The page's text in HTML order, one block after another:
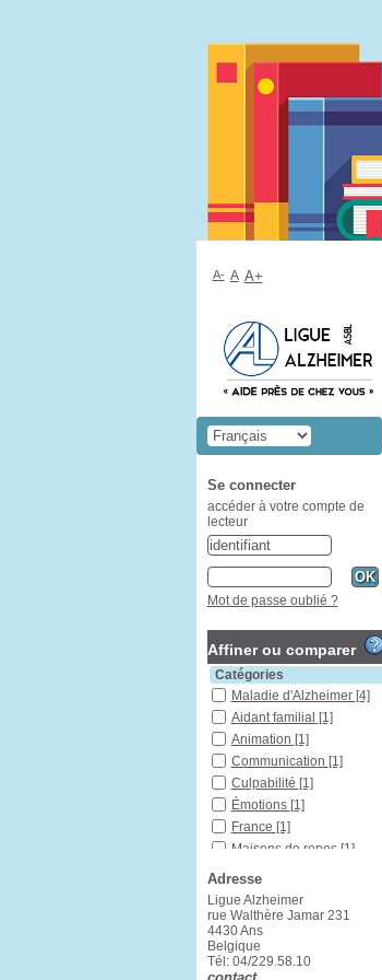
A- A A+
Se connecter
accéder à votre compte de
lecteur
Mot de passe oublié ?
Affiner ou comparer
Catégories
Maladie d'Alzheimer [4]
Aidant familial [1]
Animation [1]
Communication [1]
Culpabilité [1]
Émotions [1]
France [1]
Maisons de repos [1]
Psychothérapie de groupe
[1]
Relation aidant-malade
Sociologie
Sujet âgé
Adresse
Ligue Alzheimer
rue Walthère Jamar 231
4430 Ans
Belgique
Tél: 04/229.58.10